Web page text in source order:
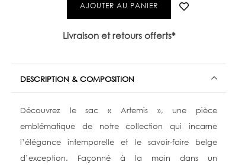
AJOUTER AU PANIER
Livraison et retours offerts*
DESCRIPTION & COMPOSITION
Découvrez le sac « Artemis », une pièce
emblématique de notre collection qui incarne
l’élégance intemporelle et le savoir-faire belge
d’exception. Façonné à la main dans un